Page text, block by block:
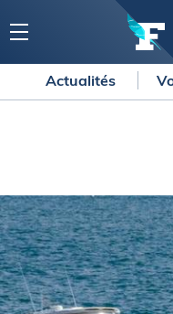
Actualités